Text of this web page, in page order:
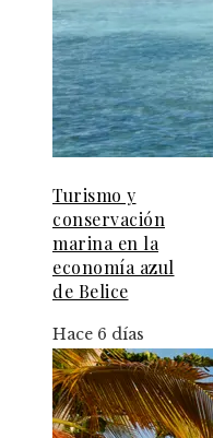
Turismo y
conservación
marina en la
economía azul
de Belice
Hace 6 días